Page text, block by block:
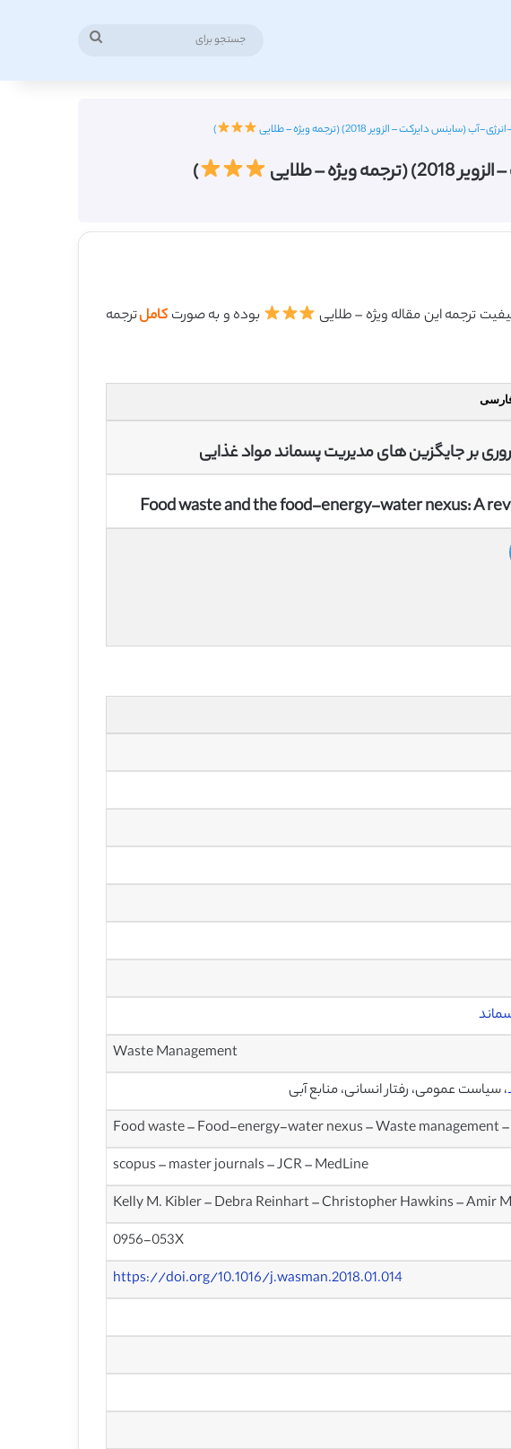
دایرکت – الزویر 2018) (ترجمه ویژه – طلایی )
– طلایی )
بوده و به صورت کاملترجمه
بر جایگزین های مدیریت پسماند مواد غذایی
Food waste and the food-energy-water nexus: A
Waste Management
، سیاست عمومی، رفتار انسانی، منابع آبی
Food waste – Food-energy-water nexus – Waste management
scopus – master journals – JCR – MedLine
Kelly M. Kibler – Debra Reinhart – Christopher Hawkins – Amir
0956-053X
https://doi.org/10.1016/j.wasman.2018.01.014